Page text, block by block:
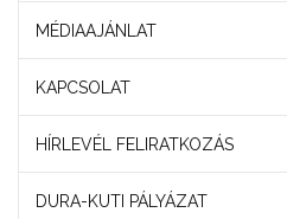
MÉDIAAJÁNLAT
KAPCSOLAT
HÍRLEVÉL FELIRATKOZÁS
DURA-KUTI PÁLYÁZAT